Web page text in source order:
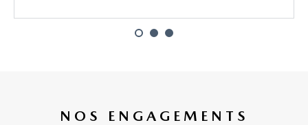
NOS ENGAGEMENTS